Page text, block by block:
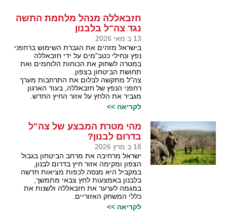
חזבאללה מנהל מלחמת התשה
נגד צה"ל בלבנון
13 ב מאי 2026
בישראל מזהים את הגברת השימוש ברחפני
נפץ ונחילי כטב"מים על ידי חזבאללה
במטרה לשחוק את הכוחות הלוחמים ואת
תחושת הביטחון בצפון.
צה"ל מתקשה לבלום את התרחבות מערך
רחפני הנפץ של חזבאללה, בעוד הארגון
מגביר את הלחץ על אזור החיץ החדש.
לקריאה >>
מהי מטרת המבצע של צה"ל
בדרום לבנון?
18 ב מרץ 2026
ישראל מרחיבה את מרחב הביטחון בגבול
הצפון ומקימה אזור חיץ בדרום לבנון,
במקביל היא מנסה לכפות מציאות חדשה
בלבנון באמצעות לחץ צבאי מתמשך,
במגמה לערער את חזבאללה ולשנות את
כללי המשחק האזוריים.
לקריאה >>